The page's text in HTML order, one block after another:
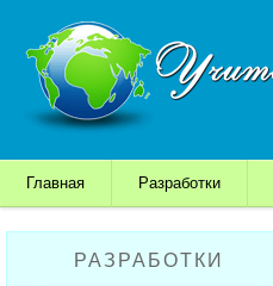
Главная Разработки
РАЗРАБОТКИ